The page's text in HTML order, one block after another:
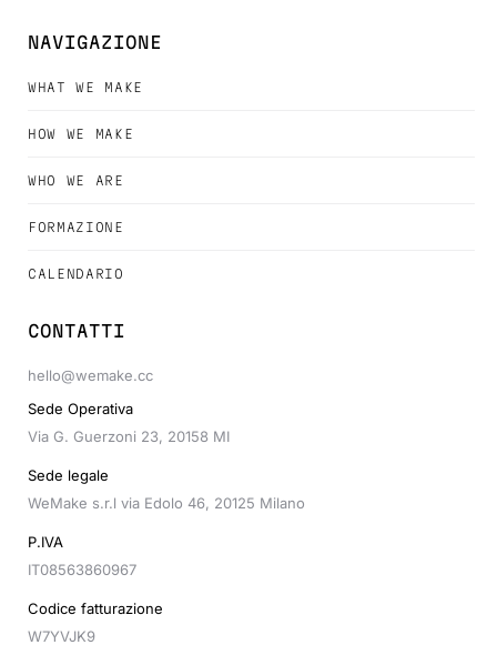
NAVIGAZIONE
WHAT WE MAKE
HOW WE MAKE
WHO WE ARE
FORMAZIONE
CALENDARIO
CONTATTI
hello@wemake.cc
Sede Operativa
Via G. Guerzoni 23, 20158 MI
Sede legale
WeMake s.r.l via Edolo 46, 20125 Milano
P.IVA
IT08563860967
Codice fatturazione
W7YVJK9